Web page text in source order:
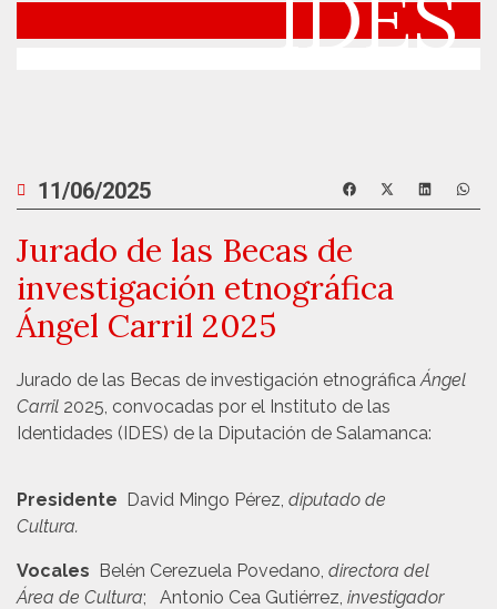
11/06/2025
Jurado de las Becas de
investigación etnográfica
Ángel Carril 2025
Jurado de las Becas de investigación etnográfica Ángel
Carril 2025, convocadas por el Instituto de las
Identidades (IDES) de la Diputación de Salamanca:
Presidente David Mingo Pérez, diputado de
Cultura.
Vocales Belén Cerezuela Povedano, directora del
Área de Cultura; Antonio Cea Gutiérrez, investigador